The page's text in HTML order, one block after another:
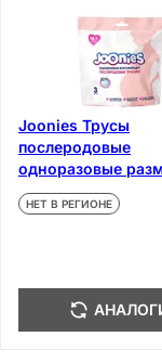
Joonies Трусы
послеродовые
одноразовые
3 шт
НЕТ В РЕГИОНЕ